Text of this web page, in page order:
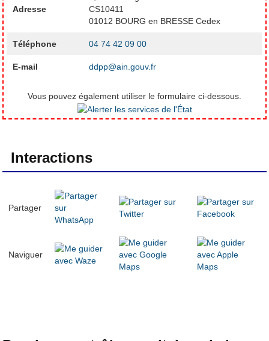
Adresse
CS10411
01012 BOURG en BRESSE Cedex
Téléphone 04 74 42 09 00
E-mail ddpp@ain.gouv.fr
Vous pouvez également utiliser le formulaire ci-dessous.
Interactions
Partager
Naviguer